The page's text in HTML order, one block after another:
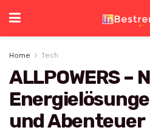
Home Tech
ALLPOWERS –
und Abenteuer